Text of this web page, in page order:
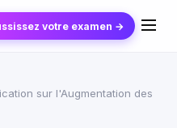
votre examen →
sur l'Augmentation des